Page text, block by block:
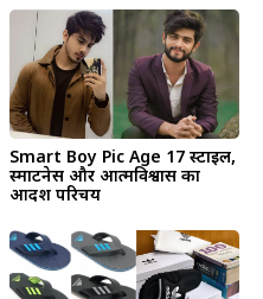
Smart Boy Pic Age 17 स्टाइल,
स्मार्टनेस और आत्मविश्वास का
आदर्श परिचय